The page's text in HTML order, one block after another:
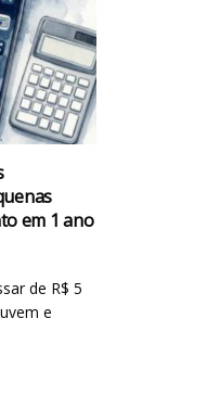
em 1 ano
de R$ 5
e